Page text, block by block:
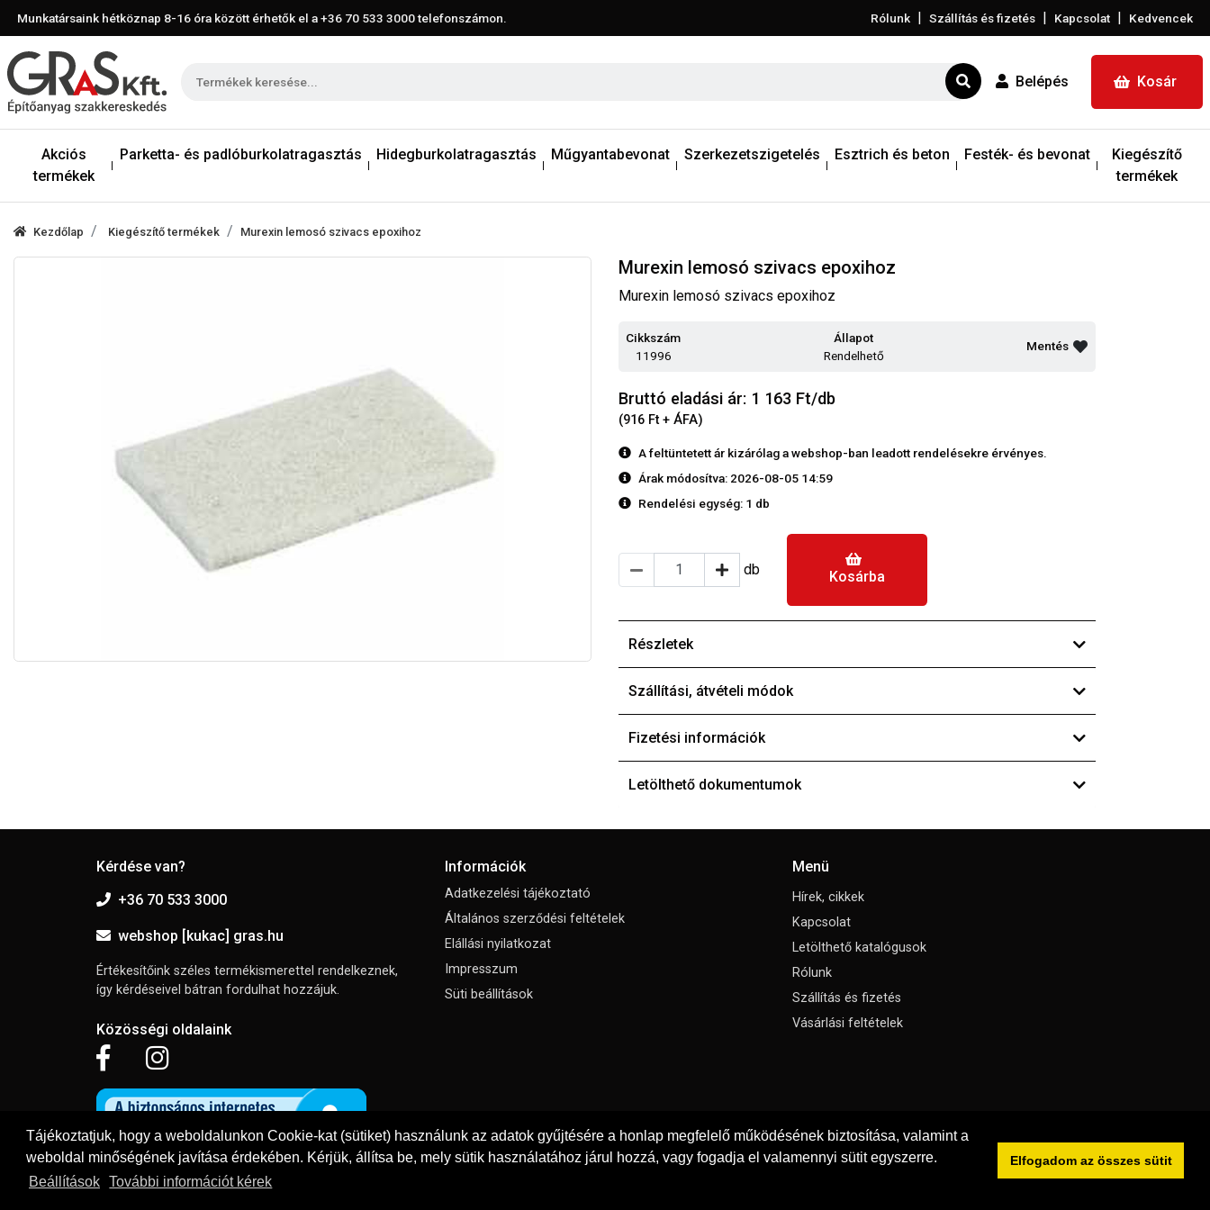
Tájékoztatjuk, hogy a weboldalunkon Cookie-kat (sütiket) használunk az adatok gyűjtésére a honlap megfelelő működésének biztosítása, valamint a
weboldal minőségének javítása érdekében. Kérjük, állítsa be, mely sütik használatához járul hozzá, vagy fogadja el valamennyi sütit egyszerre.
Beállítások
További információt kérek
Elfogadom az összes sütit
Munkatársaink hétköznap 8-16 óra között érhetők el a+36 70 533 3000telefonszámon. Rólunk | Szállítás és fizetés | Kapcsolat | Kedvencek
Belépés Kosár
Akciós
termékek
Parketta- és padlóburkolatragasztás Hidegburkolatragasztás Műgyantabevonat Szerkezetszigetelés Esztrich és beton Festék- és bevonat
Kiegészítő
termékek
Kezdőlap Kiegészítő termékek Murexin lemosó szivacs epoxihoz
Murexin lemosó szivacs epoxihoz
Murexin lemosó szivacs epoxihoz
Cikkszám
11996
Állapot
Rendelhető
Mentés
Bruttó eladási ár: 1 163 Ft/db
(916 Ft + ÁFA)
A feltüntetett ár kizárólag a webshop-ban leadott rendelésekre érvényes.
Árak módosítva: 2026-08-05 14:59
Rendelési egység: 1 db
db Kosárba
Részletek
Szállítási, átvételi módok
Fizetési információk
Letölthető dokumentumok
Kérdése van?
+36 70 533 3000
webshop [kukac] gras.hu
Értékesítőink széles termékismerettel rendelkeznek,
így kérdéseivel bátran fordulhat hozzájuk.
Közösségi oldalaink
Információk
Adatkezelési tájékoztató
Általános szerződési feltételek
Elállási nyilatkozat
Impresszum
Süti beállítások
Menü
Hírek, cikkek
Kapcsolat
Letölthető katalógusok
Rólunk
Szállítás és fizetés
Vásárlási feltételek